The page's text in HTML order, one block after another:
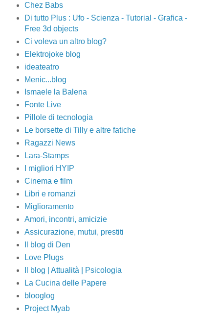
Chez Babs
Di tutto Plus : Ufo - Scienza - Tutorial - Grafica -
Free 3d objects
Ci voleva un altro blog?
Elektrojoke blog
ideateatro
Menic...blog
Ismaele la Balena
Fonte Live
Pillole di tecnologia
Le borsette di Tilly e altre fatiche
Ragazzi News
Lara-Stamps
I migliori HYIP
Cinema e film
Libri e romanzi
Miglioramento
Amori, incontri, amicizie
Assicurazione, mutui, prestiti
Il blog di Den
Love Plugs
Il blog | Attualità | Psicologia
La Cucina delle Papere
blooglog
Project Myab